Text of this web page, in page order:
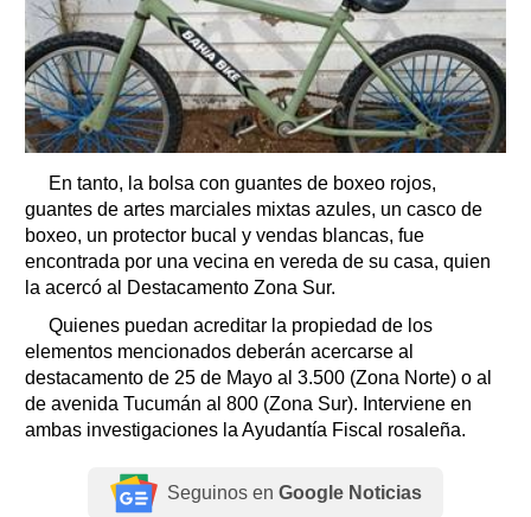
En tanto, la bolsa con guantes de boxeo rojos,
guantes de artes marciales mixtas azules, un casco de
boxeo, un protector bucal y vendas blancas, fue
encontrada por una vecina en vereda de su casa, quien
la acercó al Destacamento Zona Sur.
Quienes puedan acreditar la propiedad de los
elementos mencionados deberán acercarse al
destacamento de 25 de Mayo al 3.500 (Zona Norte) o al
de avenida Tucumán al 800 (Zona Sur). Interviene en
ambas investigaciones la Ayudantía Fiscal rosaleña.
Seguinos en Google Noticias